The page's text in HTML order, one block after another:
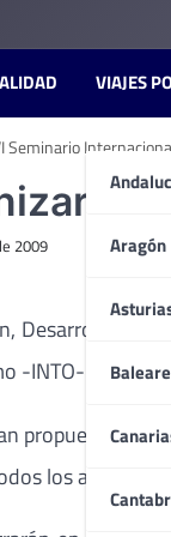
VIAJES
Aragón
el
2009
Desarrollo
-INTO- en al
propuesto
los actores